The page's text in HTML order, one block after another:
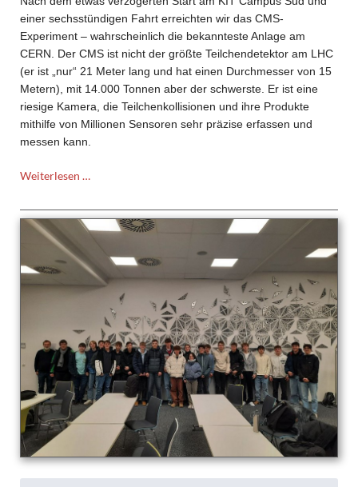
einer sechsstündigen Fahrt erreichten wir das CMS-
Experiment – wahrscheinlich die bekannteste Anlage am
CERN. Der CMS ist nicht der größte Teilchendetektor am LHC
(er ist „nur“ 21 Meter lang und hat einen Durchmesser von 15
Metern), mit 14.000 Tonnen aber der schwerste. Er ist eine
riesige Kamera, die Teilchenkollisionen und ihre Produkte
mithilfe von Millionen Sensoren sehr präzise erfassen und
messen kann.
Weiterlesen …
der
Astronomie-